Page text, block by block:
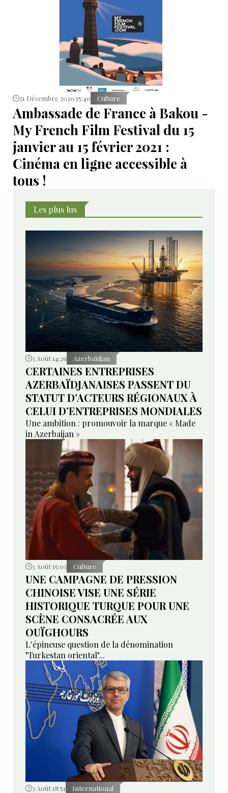
21 Décembre 2020 15:40 Culture
Ambassade de France à Bakou -
My French Film Festival du 15
janvier au 15 février 2021 :
Cinéma en ligne accessible à
tous !
Les plus lus
3 Août 14:29 Azerbaïdjan
CERTAINES ENTREPRISES
AZERBAÏDJANAISES PASSENT DU
STATUT D’ACTEURS RÉGIONAUX À
CELUI D’ENTREPRISES MONDIALES
Une ambition : promouvoir la marque « Made
in Azerbaijan »
3 Août 15:03 Culture
UNE CAMPAGNE DE PRESSION
CHINOISE VISE UNE SÉRIE
HISTORIQUE TURQUE POUR UNE
SCÈNE CONSACRÉE AUX
OUÏGHOURS
L'épineuse question de la dénomination
"Turkestan oriental"...
3 Août 18:51 International